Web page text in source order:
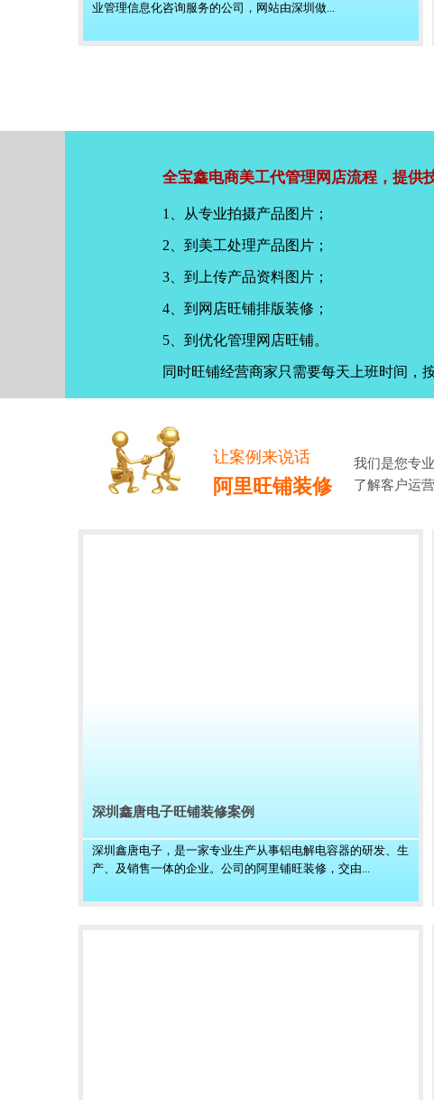
业管理信息化咨询服务的公司，网站由深圳做...
全宝鑫电商美工代管理网店流程，提供
1、从专业拍摄产品图片；
2、到美工处理产品图片；
3、到上传产品资料图片；
4、到网店旺铺排版装修；
5、到优化管理网店旺铺。
同时旺铺经营商家只需要每天上班时间，
让案例来说话
阿里旺铺装修
我们是您专
了解客户运
深圳鑫唐电子旺铺装修案例
深圳鑫唐电子，是一家专业生产从事铝电解电容器的研发、生
产、及销售一体的企业。公司的阿里铺旺装修，交由...